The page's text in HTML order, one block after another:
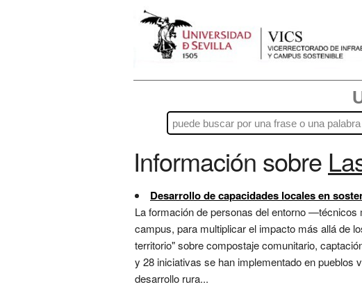
Información sobre
Desarrollo de capacidades locales en
La formación de personas del entorno
campus, para multiplicar el impacto más allá de
territorio" sobre compostaje comunitario,
y 28 iniciativas se han implementado en pueblos
desarrollo rura...